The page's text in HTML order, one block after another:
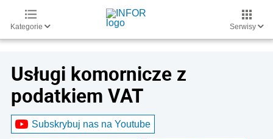
Kategorie Serwisy
Usługi komornicze z
podatkiem VAT
Subskrybuj nas na Youtube